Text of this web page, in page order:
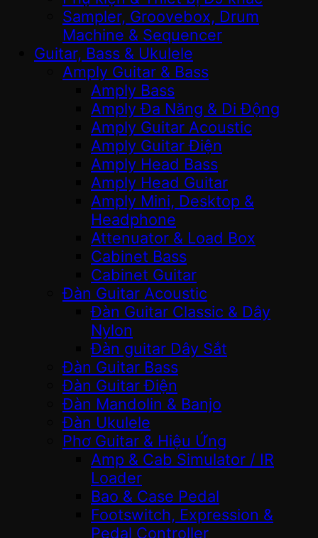
Sampler, Groovebox, Drum
Machine & Sequencer
Guitar, Bass & Ukulele
Amply Guitar & Bass
Amply Bass
Amply Đa Năng & Di Động
Amply Guitar Acoustic
Amply Guitar Điện
Amply Head Bass
Amply Head Guitar
Amply Mini, Desktop &
Headphone
Attenuator & Load Box
Cabinet Bass
Cabinet Guitar
Đàn Guitar Acoustic
Đàn Guitar Classic & Dây
Nylon
Đàn guitar Dây Sắt
Đàn Guitar Bass
Đàn Guitar Điện
Đàn Mandolin & Banjo
Đàn Ukulele
Phơ Guitar & Hiệu Ứng
Amp & Cab Simulator / IR
Loader
Bao & Case Pedal
Footswitch, Expression &
Pedal Controller